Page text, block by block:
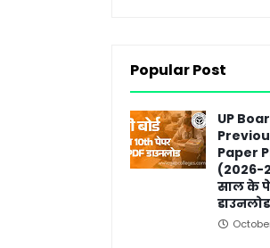
Popular Post
UP
Paper
(2026-
साल के